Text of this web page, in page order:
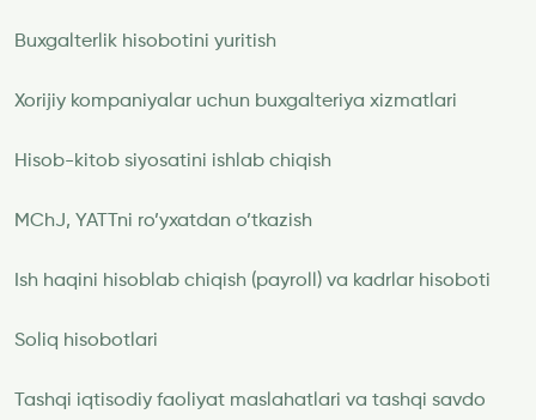
Buxgalterlik hisobotini yuritish
Xorijiy kompaniyalar uchun buxgalteriya xizmatlari
Hisob-kitob siyosatini ishlab chiqish
MChJ, YATTni ro’yxatdan o’tkazish
Ish haqini hisoblab chiqish (payroll) va kadrlar hisoboti
Soliq hisobotlari
Tashqi iqtisodiy faoliyat maslahatlari va tashqi savdo